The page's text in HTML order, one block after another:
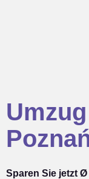
Sparen Sie jetzt